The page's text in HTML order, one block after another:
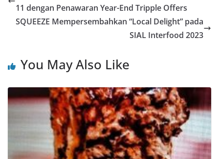
11 dengan Penawaran Year-End Tripple Offers
SQUEEZE Mempersembahkan “Local Delight” pada
SIAL Interfood 2023
You May Also Like